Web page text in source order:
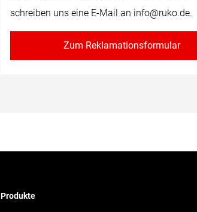
schreiben uns eine E-Mail an info@ruko.de.
Zum Reklamationsformular
Produkte